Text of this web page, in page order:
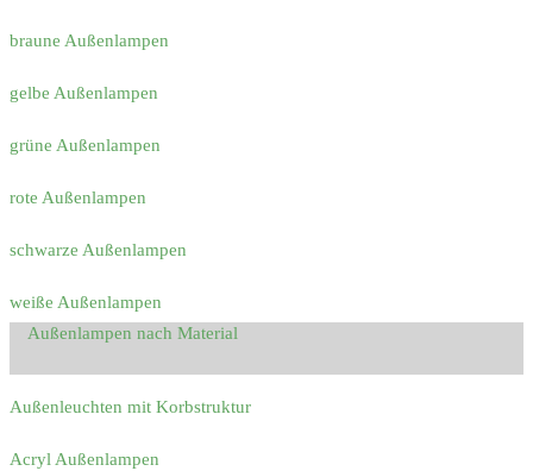
braune Außenlampen
gelbe Außenlampen
grüne Außenlampen
rote Außenlampen
schwarze Außenlampen
weiße Außenlampen
Außenlampen nach Material
Außenleuchten mit Korbstruktur
Acryl Außenlampen